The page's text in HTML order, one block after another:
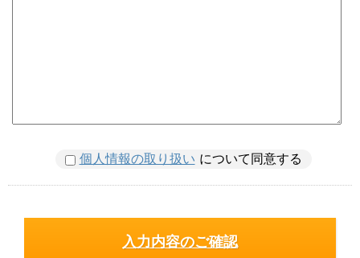
個人情報の取り扱い について同意する